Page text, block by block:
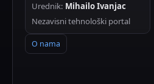
Urednik: Mihailo Ivanjac
Nezavisni tehnološki portal
O nama